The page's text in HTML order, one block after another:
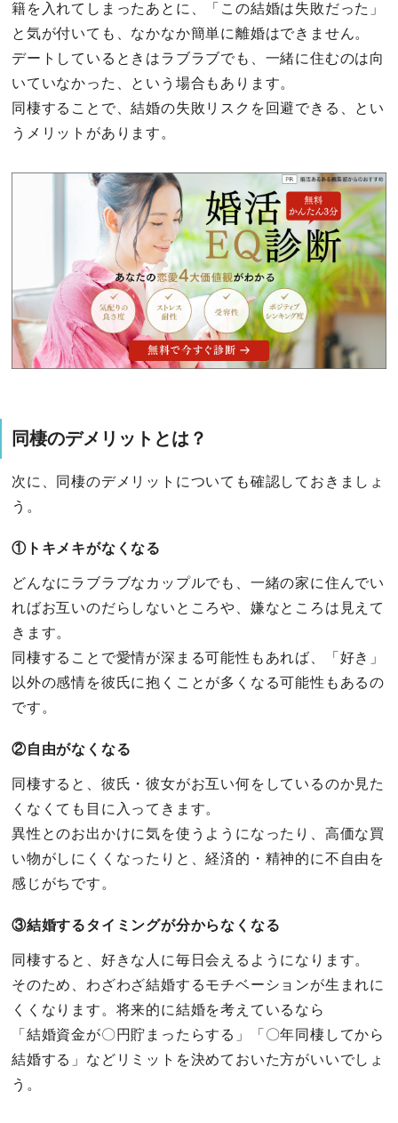
籍を入れてしまったあとに、「この結婚は失敗だった」
と気が付いても、なかなか簡単に離婚はできません。
デートしているときはラブラブでも、一緒に住むのは向
いていなかった、という場合もあります。
同棲することで、結婚の失敗リスクを回避できる、とい
うメリットがあります。
同棲のデメリットとは？
次に、同棲のデメリットについても確認しておきましょ
う。
①トキメキがなくなる
どんなにラブラブなカップルでも、一緒の家に住んでい
ればお互いのだらしないところや、嫌なところは見えて
きます。
同棲することで愛情が深まる可能性もあれば、「好き」
以外の感情を彼氏に抱くことが多くなる可能性もあるの
です。
②自由がなくなる
同棲すると、彼氏・彼女がお互い何をしているのか見た
くなくても目に入ってきます。
異性とのお出かけに気を使うようになったり、高価な買
い物がしにくくなったりと、経済的・精神的に不自由を
感じがちです。
③結婚するタイミングが分からなくなる
同棲すると、好きな人に毎日会えるようになります。
そのため、わざわざ結婚するモチベーションが生まれに
くくなります。将来的に結婚を考えているなら
「結婚資金が〇円貯まったらする」「〇年同棲してから
結婚する」などリミットを決めておいた方がいいでしょ
う。